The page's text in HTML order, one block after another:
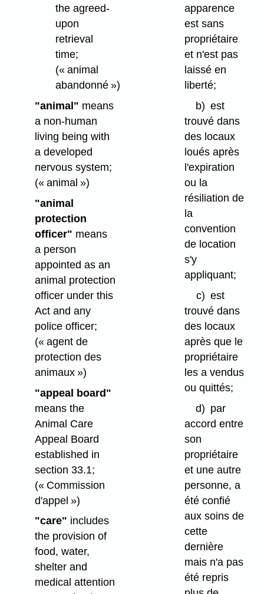
the agreed-
upon
retrieval
time;
(« animal
abandonné »)
"animal" means
a non-human
living being with
a developed
nervous system;
(« animal »)
"animal
protection
officer" means
a person
appointed as an
animal protection
officer under this
Act and any
police officer;
(« agent de
protection des
animaux »)
"appeal board"
means the
Animal Care
Appeal Board
established in
section 33.1;
(« Commission
d'appel »)
"care" includes
the provision of
food, water,
shelter and
medical attention
apparence
est sans
propriétaire
et n'est pas
laissé en
liberté;
b) est
trouvé dans
des locaux
loués après
l'expiration
ou la
résiliation de
la
convention
de location
s'y
appliquant;
c) est
trouvé dans
des locaux
après que le
propriétaire
les a vendus
ou quittés;
d) par
accord entre
son
propriétaire
et une autre
personne, a
été confié
aux soins de
cette
dernière
mais n'a pas
été repris